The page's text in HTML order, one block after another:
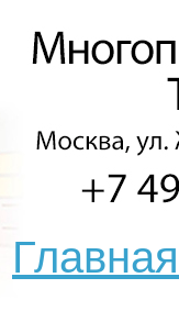
Главная